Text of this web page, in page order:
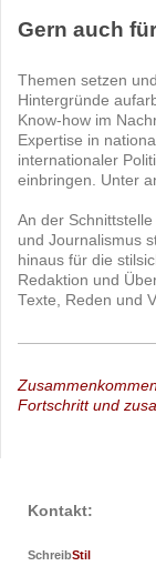
Gern auch
Themen setzen
Hintergründe
Know-how im
Expertise in
internationaler
einbringen. Unter
An der
und Journalismus
hinaus für die
Redaktion und
Texte, Reden und
Fortschritt und
Kontakt:
SchreibStil